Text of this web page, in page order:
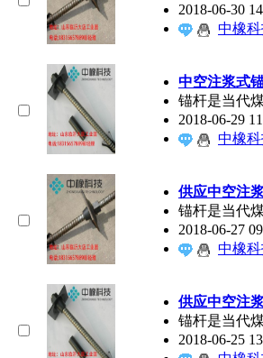
2018-06-30
中橡
中空注浆式
锚杆是当代
2018-06-29
中橡
供应中空注
锚杆是当代
2018-06-27
中橡
供应中空注
锚杆是当代
2018-06-25